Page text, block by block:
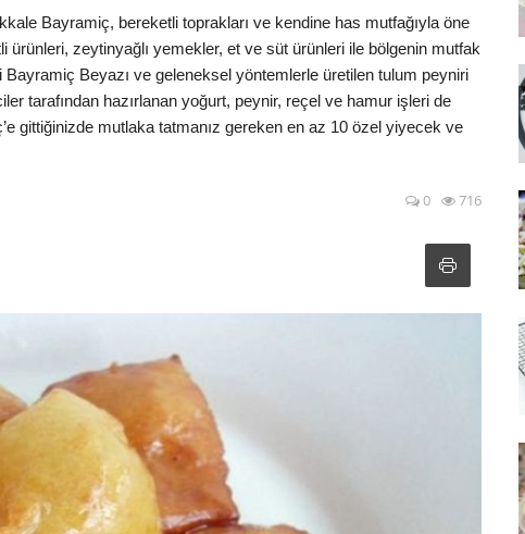
Bayramiç, bereketli toprakları ve kendine has mutfağıyla öne
ürünleri, zeytinyağlı yemekler, et ve süt ürünleri ile bölgenin mutfak
Beyazı ve geleneksel yöntemlerle üretilen tulum peyniri
tarafından hazırlanan yoğurt, peynir, reçel ve hamur işleri de
gittiğinizde mutlaka tatmanız gereken en az 10 özel yiyecek ve
0 716